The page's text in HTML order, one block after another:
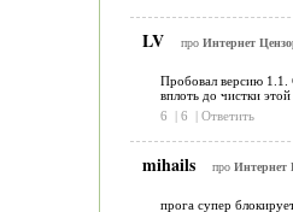
LV про Интернет
Пробовал версию 1.1.
вплоть до чистки
6
| 6 | Ответить
mihails про Интернет
прога супер